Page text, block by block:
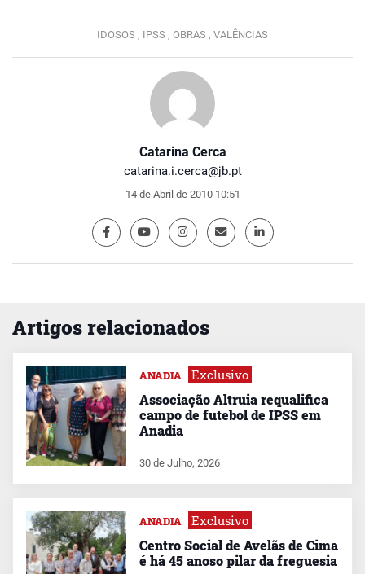
Catarina Cerca
catarina.i.cerca@jb.pt
14 de Abril de 2010 10:51
IDOSOS , IPSS , OBRAS , VALÊNCIAS
Artigos relacionados
ANADIA Exclusivo
Associação Altruia requalifica
campo de futebol de IPSS em
Anadia
30 de Julho, 2026
ANADIA Exclusivo
Centro Social de Avelãs de Cima
é há 45 anoso pilar da freguesia